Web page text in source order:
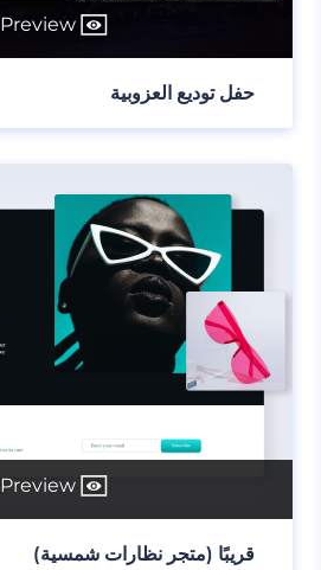
Preview
حفل توديع العزوبية
Preview
قريبًا (متجر نظارات شمسية)